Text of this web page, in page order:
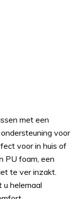
met een
voor
voor in huis of
PU foam, een
te ver inzakt.
helemaal